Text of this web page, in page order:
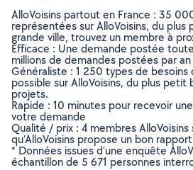
AlloVoisins partout en France : 35
représentées sur AlloVoisins, du plus
grande ville, trouvez un membre à
Efficace : Une demande postée
millions de demandes postées par an
Généraliste : 1 250 types de
possible sur AlloVoisins, du plus petit
projets.
Rapide : 10 minutes pour recevoir
votre demande
Qualité / prix : 4 membres
qu’AlloVoisins propose un bon
* Données issues d’une enquête
échantillon de 5 671 personnes